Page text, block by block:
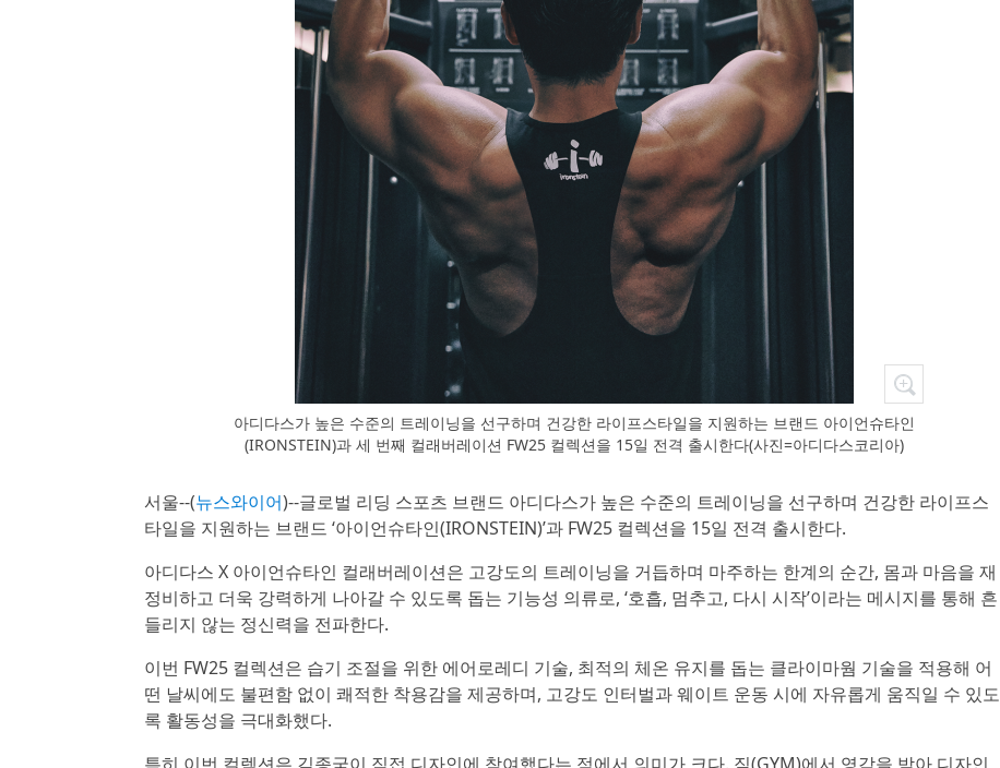
아디다스가 높은 수준의 트레이닝을 선구하며 건강한 라이프스타일을 지원하는 브랜드 아이언슈타인
(IRONSTEIN)과 세 번째 컬래버레이션 FW25 컬렉션을 15일 전격 출시한다(사진=아디다스코리아)
서울--(뉴스와이어)--글로벌 리딩 스포츠 브랜드 아디다스가 높은 수준의 트레이닝을 선구하며 건강한 라이프스
타일을 지원하는 브랜드 ‘아이언슈타인(IRONSTEIN)’과 FW25 컬렉션을 15일 전격 출시한다.
아디다스 X 아이언슈타인 컬래버레이션은 고강도의 트레이닝을 거듭하며 마주하는 한계의 순간, 몸과 마음을 재
정비하고 더욱 강력하게 나아갈 수 있도록 돕는 기능성 의류로, ‘호흡, 멈추고, 다시 시작’이라는 메시지를 통해 흔
들리지 않는 정신력을 전파한다.
이번 FW25 컬렉션은 습기 조절을 위한 에어로레디 기술, 최적의 체온 유지를 돕는 클라이마웜 기술을 적용해 어
떤 날씨에도 불편함 없이 쾌적한 착용감을 제공하며, 고강도 인터벌과 웨이트 운동 시에 자유롭게 움직일 수 있도
록 활동성을 극대화했다.